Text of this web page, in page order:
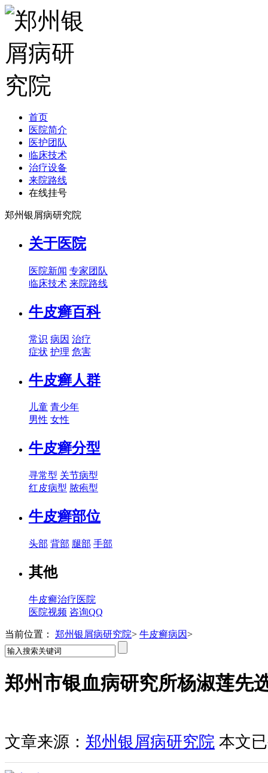
首页
医院简介
医护团队
临床技术
治疗设备
来院路线
在线挂号
郑州银屑病研究院
关于医院
医院新闻 专家团队
临床技术 来院路线
牛皮癣百科
常识 病因 治疗
症状 护理 危害
牛皮癣人群
儿童 青少年
男性 女性
牛皮癣分型
寻常型 关节病型
红皮病型 脓疱型
牛皮癣部位
头部 背部 腿部 手部
其他
牛皮癣治疗医院
医院视频 咨询QQ
当前位置： 郑州银屑病研究院> 牛皮癣病因>
郑州市银血病研究所杨淑莲先
文章来源： 郑州银屑病研究院 本文